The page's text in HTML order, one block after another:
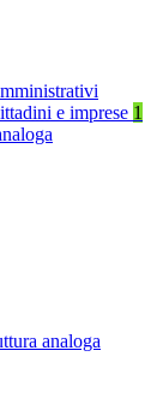
e imprese 1
analoga